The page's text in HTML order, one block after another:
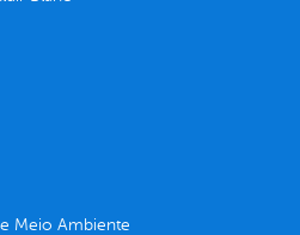
Meio Ambiente